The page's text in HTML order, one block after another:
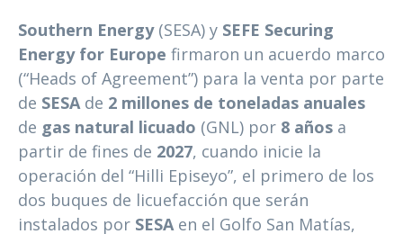
Southern Energy(SESA) y SEFE Securing
Energy for Europe firmaron un acuerdo marco
(“Heads of Agreement”) para la venta por parte
de SESAde 2 millones de toneladas anuales
de gas natural licuado (GNL) por 8 años a
partir de fines de 2027, cuando inicie la
operación del “Hilli Episeyo”, el primero de los
dos buques de licuefacción que serán
instalados por SESA en el Golfo San Matías,